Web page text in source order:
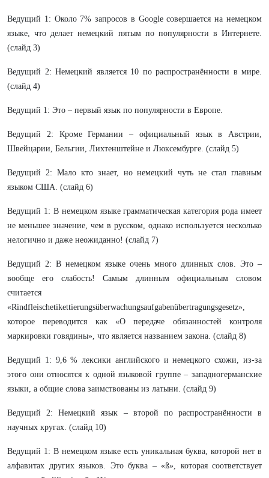
Ведущий 1: Около 7% запросов в Google совершается на немецком
языке, что делает немецкий пятым по популярности в Интернете.
(слайд 3)
Ведущий 2: Немецкий является 10 по распространённости в мире.
(слайд 4)
Ведущий 1: Это – первый язык по популярности в Европе.
Ведущий 2: Кроме Германии – официальный язык в Австрии,
Швейцарии, Бельгии, Лихтенштейне и Люксембурге. (слайд 5)
Ведущий 2: Мало кто знает, но немецкий чуть не стал главным
языком США. (слайд 6)
Ведущий 1: В немецком языке грамматическая категория рода имеет
не меньшее значение, чем в русском, однако используется несколько
нелогично и даже неожиданно! (слайд 7)
Ведущий 2: В немецком языке очень много длинных слов. Это –
вообще его слабость! Самым длинным официальным словом
считается
«Rindfleischetikettierungsüberwachungsaufgabenübertragungsgesetz»,
которое переводится как «О передаче обязанностей контроля
маркировки говядины», что является названием закона. (слайд 8)
Ведущий 1: 9,6 % лексики английского и немецкого схожи, из-за
этого они относятся к одной языковой группе – западногерманские
языки, а общие слова заимствованы из латыни. (слайд 9)
Ведущий 2: Немецкий язык – второй по распространённости в
научных кругах. (слайд 10)
Ведущий 1: В немецком языке есть уникальная буква, которой нет в
алфавитах других языков. Это буква – «ß», которая соответствует